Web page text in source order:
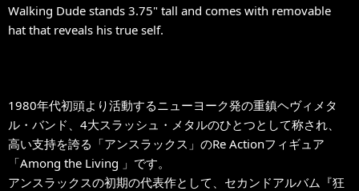
Walking Dude stands 3.75" tall and comes with removable
hat that reveals his true self.
1980年代初頭より活動するニューヨーク発の重鎮ヘヴィメタ
ル・バンド、4大スラッシュ・メタルのひとつとして称され、
高い支持を誇る「アンスラックス」のRe Actionフィギュア
「Among the Living 」です。
アンスラックスの初期の代表作として、セカンドアルバム『狂